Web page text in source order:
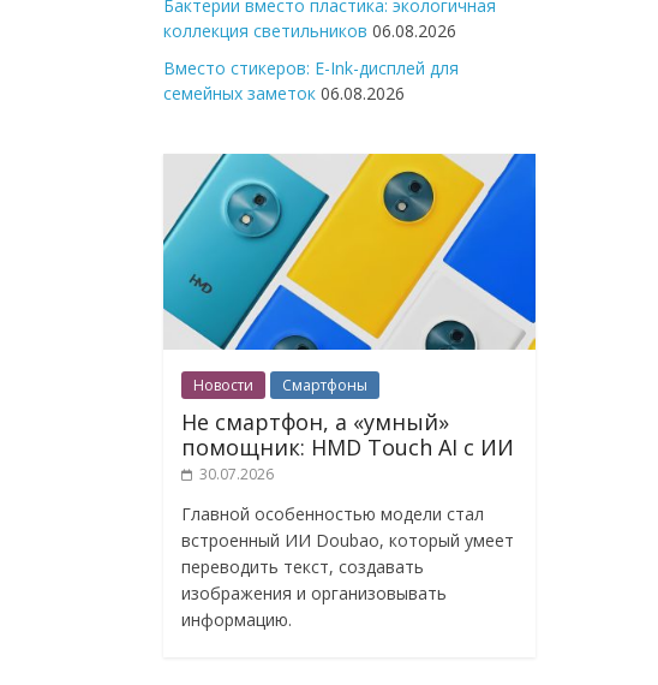
Бактерии вместо пластика: экологичная
коллекция светильников 06.08.2026
Вместо стикеров: E-Ink-дисплей для
семейных заметок 06.08.2026
Новости Смартфоны
Не смартфон, а «умный»
помощник: HMD Touch AI с ИИ
30.07.2026
Главной особенностью модели стал
встроенный ИИ Doubao, который умеет
переводить текст, создавать
изображения и организовывать
информацию.